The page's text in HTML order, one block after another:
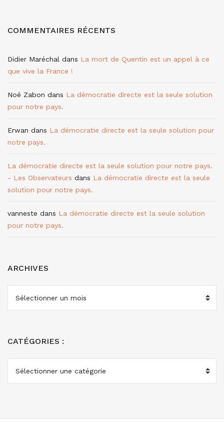
COMMENTAIRES RÉCENTS
Didier Maréchal dans La mort de Quentin est un appel à ce
que vive la France !
Noé Zabon dans La démocratie directe est la seule solution
pour notre pays.
Erwan dans La démocratie directe est la seule solution pour
notre pays.
La démocratie directe est la seule solution pour notre pays.
- Les Observateurs dans La démocratie directe est la seule
solution pour notre pays.
vanneste dans La démocratie directe est la seule solution
pour notre pays.
ARCHIVES
ARCHIVES
CATÉGORIES :
CATÉGORIES